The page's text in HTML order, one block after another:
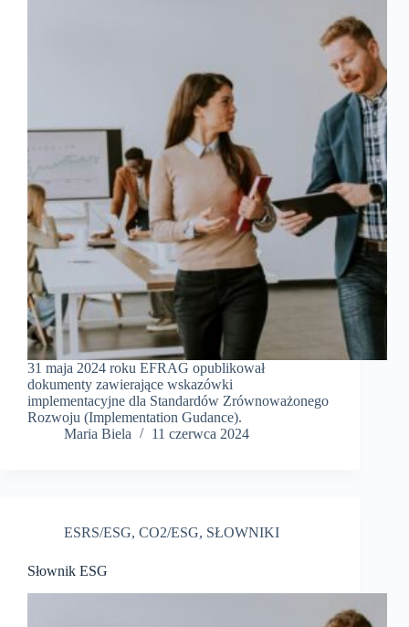
31 maja 2024 roku EFRAG opublikował
dokumenty zawierające wskazówki
implementacyjne dla Standardów Zrównoważonego
Rozwoju (Implementation Gudance).
Maria Biela
11 czerwca 2024
ESRS/ESG, CO2/ESG, SŁOWNIKI
Słownik ESG